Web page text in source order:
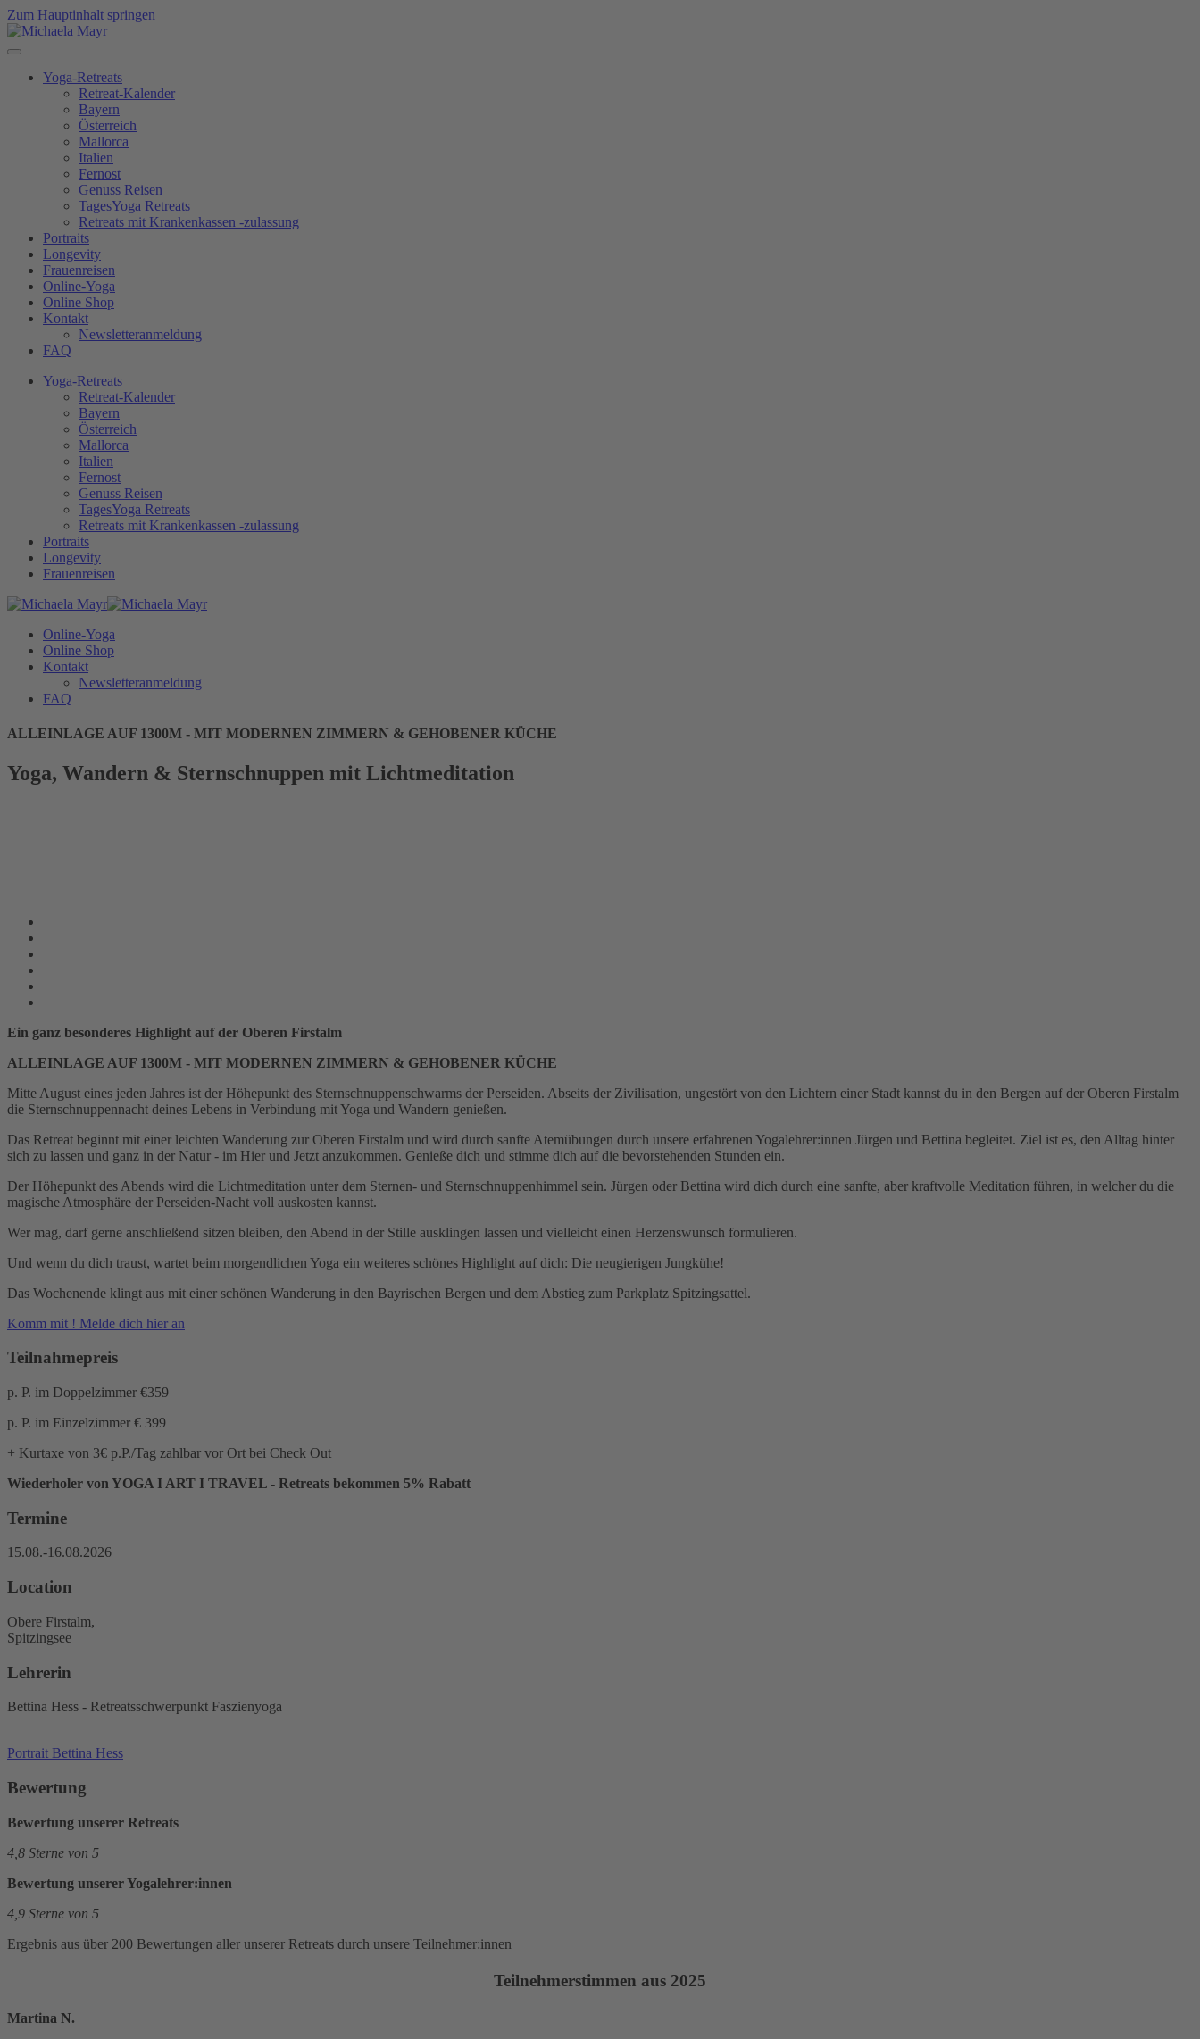
Zum Hauptinhalt springen
Yoga-Retreats
Retreat-Kalender
Bayern
Österreich
Mallorca
Italien
Fernost
Genuss Reisen
TagesYoga Retreats
Retreats mit Krankenkassen -zulassung
Portraits
Longevity
Frauenreisen
Online-Yoga
Online Shop
Kontakt
Newsletteranmeldung
FAQ
Yoga-Retreats
Retreat-Kalender
Bayern
Österreich
Mallorca
Italien
Fernost
Genuss Reisen
TagesYoga Retreats
Retreats mit Krankenkassen -zulassung
Portraits
Longevity
Frauenreisen
Online-Yoga
Online Shop
Kontakt
Newsletteranmeldung
FAQ
ALLEINLAGE AUF 1300M - MIT MODERNEN ZIMMERN & GEHOBENER KÜCHE
Yoga, Wandern & Sternschnuppen mit Lichtmeditation
Ein ganz besonderes Highlight auf der Oberen Firstalm
ALLEINLAGE AUF 1300M - MIT MODERNEN ZIMMERN & GEHOBENER KÜCHE
Mitte August eines jeden Jahres ist der Höhepunkt des Sternschnuppenschwarms der Perseiden. Abseits der Zivilisation, ungestört von den Lichtern einer Stadt kannst du in den Bergen auf der Oberen Firstalm
die Sternschnuppennacht deines Lebens in Verbindung mit Yoga und Wandern genießen.
Das Retreat beginnt mit einer leichten Wanderung zur Oberen Firstalm und wird durch sanfte Atemübungen durch unsere erfahrenen Yogalehrer:innen Jürgen und Bettina begleitet. Ziel ist es, den Alltag hinter
sich zu lassen und ganz in der Natur - im Hier und Jetzt anzukommen. Genieße dich und stimme dich auf die bevorstehenden Stunden ein.
Der Höhepunkt des Abends wird die Lichtmeditation unter dem Sternen- und Sternschnuppenhimmel sein. Jürgen oder Bettina wird dich durch eine sanfte, aber kraftvolle Meditation führen, in welcher du die
magische Atmosphäre der Perseiden-Nacht voll auskosten kannst.
Wer mag, darf gerne anschließend sitzen bleiben, den Abend in der Stille ausklingen lassen und vielleicht einen Herzenswunsch formulieren.
Und wenn du dich traust, wartet beim morgendlichen Yoga ein weiteres schönes Highlight auf dich: Die neugierigen Jungkühe!
Das Wochenende klingt aus mit einer schönen Wanderung in den Bayrischen Bergen und dem Abstieg zum Parkplatz Spitzingsattel.
Komm mit ! Melde dich hier an
Teilnahmepreis
p. P. im Doppelzimmer €359
p. P. im Einzelzimmer € 399
+ Kurtaxe von 3€ p.P./Tag zahlbar vor Ort bei Check Out
Wiederholer von YOGA I ART I TRAVEL - Retreats bekommen 5% Rabatt
Termine
15.08.-16.08.2026
Location
Obere Firstalm,
Spitzingsee
Lehrerin
Bettina Hess - Retreatsschwerpunkt Faszienyoga
Portrait Bettina Hess
Bewertung
Bewertung unserer Retreats
4,8 Sterne von 5
Bewertung unserer Yogalehrer:innen
4,9 Sterne von 5
Ergebnis aus über 200 Bewertungen aller unserer Retreats durch unsere Teilnehmer:innen
Teilnehmerstimmen aus 2025
Martina N.